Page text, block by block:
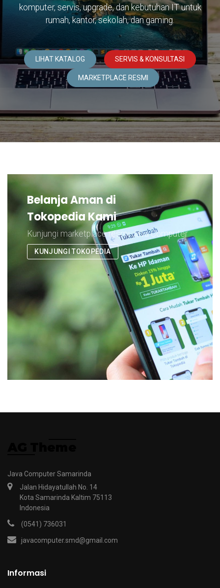
komputer, servis, upgrade, dan kebutuhan IT untuk
rumah, kantor, sekolah, dan gaming.
LIHAT KATALOG SERVIS & KONSULTASI
MARKETPLACE RESMI
Belanja Aman di
Tokopedia Kami
Kunjungi marketplace resmi Java Computer
KUNJUNGI TOKOPEDIA
Java Computer Samarinda
Jalan Hidayatullah No. 14
Kota Samarinda Kaltim 75113
Indonesia
(0541) 736031
javacomputer.smd@gmail.com
Informasi